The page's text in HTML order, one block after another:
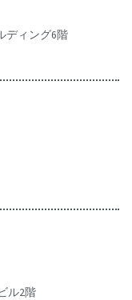
ディング6階
ル2階